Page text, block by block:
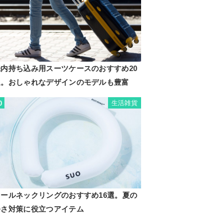
持ち込み用スーツケースのおすすめ20
おしゃれなデザインのモデルも豊富
生活雑貨
ルネックリングのおすすめ16選。夏の
対策に役立つアイテム